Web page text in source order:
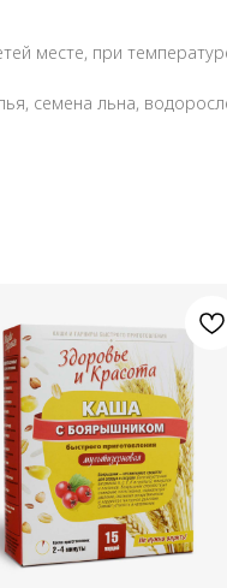
месте, при
семена льна,